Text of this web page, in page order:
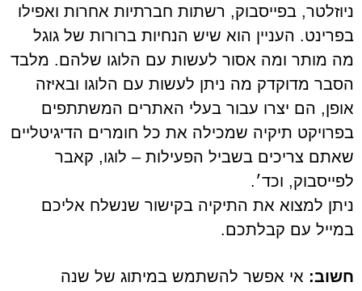
ניוזלטר, בפייסבוק, רשתות חברתיות אחרות ואפילו
בפרינט. העניין הוא שיש הנחיות ברורות של גוגל
מה מותר ומה אסור לעשות עם הלוגו שלהם. מלבד
הסבר מדוקדק מה ניתן לעשות עם הלוגו ובאיזה
אופן, הם יצרו עבור בעלי האתרים המשתתפים
בפרויקט תיקיה שמכילה את כל חומרים הדיגיטליים
שאתם צריכים בשביל הפעילות – לוגו, קאבר
לפייסבוק, וכד׳.
ניתן למצוא את התיקיה בקישור שנשלח אליכם
במייל עם קבלתכם.
חשוב: אי אפשר להשתמש במיתוג של שנה